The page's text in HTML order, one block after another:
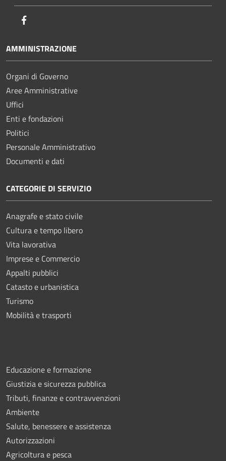
AMMINISTRAZIONE
Organi di Governo
Aree Amministrative
Uffici
Enti e fondazioni
Politici
Personale Amministrativo
Documenti e dati
CATEGORIE DI SERVIZIO
Anagrafe e stato civile
Cultura e tempo libero
Vita lavorativa
Imprese e Commercio
Appalti pubblici
Catasto e urbanistica
Turismo
Mobilità e trasporti
Educazione e formazione
Giustizia e sicurezza pubblica
Tributi, finanze e contravvenzioni
Ambiente
Salute, benessere e assistenza
Autorizzazioni
Agricoltura e pesca